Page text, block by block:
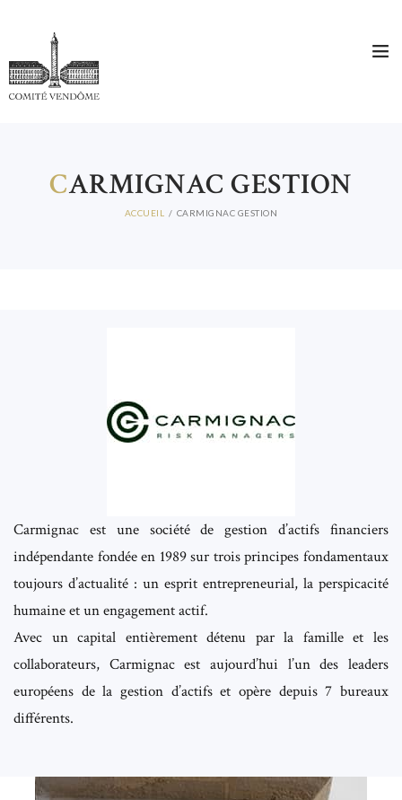
CARMIGNAC GESTION
ACCUEIL CARMIGNAC GESTION
Carmignac est une société de gestion d’actifs financiers
indépendante fondée en 1989 sur trois principes fondamentaux
toujours d’actualité : un esprit entrepreneurial, la perspicacité
humaine et un engagement actif.
Avec un capital entièrement détenu par la famille et les
collaborateurs, Carmignac est aujourd’hui l’un des leaders
européens de la gestion d’actifs et opère depuis 7 bureaux
différents.